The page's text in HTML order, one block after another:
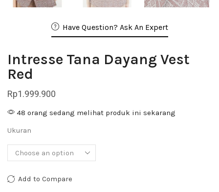
Have Question? Ask An Expert
Intresse Tana Dayang Vest
Red
Rp1.999.900
48 orang sedang melihat produk ini sekarang
Ukuran
Add to Compare